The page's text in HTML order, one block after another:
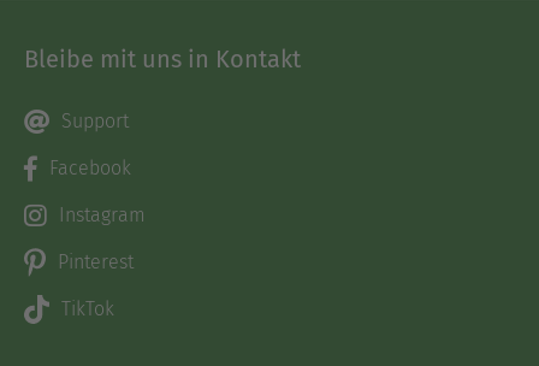
Bleibe mit uns in Kontakt
Support
Facebook
Instagram
Pinterest
TikTok